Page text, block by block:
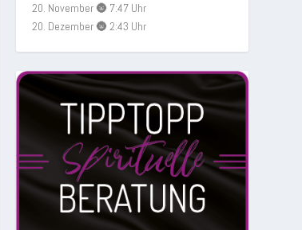
20. November 🌚 7:47 Uhr
20. Dezember 🌚 2:43 Uhr